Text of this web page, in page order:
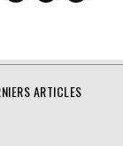
ARTICLES